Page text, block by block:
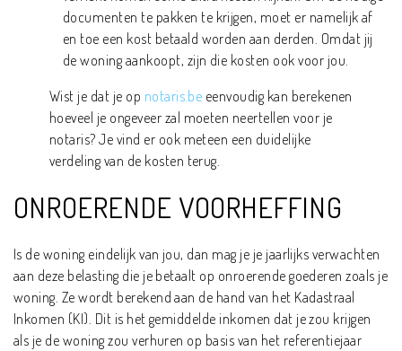
documenten te pakken te krijgen, moet er namelijk af
en toe een kost betaald worden aan derden. Omdat jij
de woning aankoopt, zijn die kosten ook voor jou.
Wist je dat je op notaris.be eenvoudig kan berekenen
hoeveel je ongeveer zal moeten neertellen voor je
notaris? Je vind er ook meteen een duidelijke
verdeling van de kosten terug.
ONROERENDE VOORHEFFING
Is de woning eindelijk van jou, dan mag je je jaarlijks verwachten
aan deze belasting die je betaalt op onroerende goederen zoals je
woning. Ze wordt berekend aan de hand van het Kadastraal
Inkomen (KI). Dit is het gemiddelde inkomen dat je zou krijgen
als je de woning zou verhuren op basis van het referentiejaar